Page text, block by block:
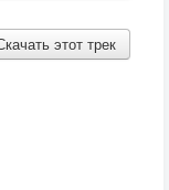
этот трек